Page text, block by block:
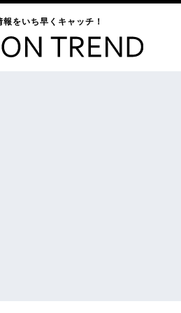
をいち早くキャッチ！